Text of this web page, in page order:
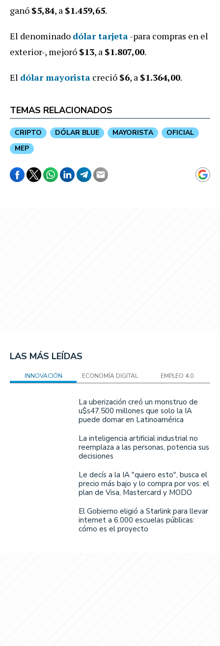
ganó $5,84, a $1.459,65.
El denominado dólar tarjeta-para compras en el
exterior-, mejoró $13, a $1.807,00.
El dólar mayorista creció $6, a $1.364,00.
TEMAS RELACIONADOS
CRIPTO DÓLAR BLUE MAYORISTA
OFICIAL
MEP
LAS MÁS LEÍDAS
INNOVACIÓN ECONOMÍA DIGITAL EMPLEO 4.0
La uberización creó un monstruo de
u$s47.500 millones que solo la IA
puede domar en Latinoamérica
La inteligencia artificial industrial no
reemplaza a las personas, potencia sus
decisiones
Le decís a la IA "quiero esto", busca el
precio más bajo y lo compra por vos: el
plan de Visa, Mastercard y MODO
El Gobierno eligió a Starlink para llevar
internet a 6.000 escuelas públicas:
cómo es el proyecto